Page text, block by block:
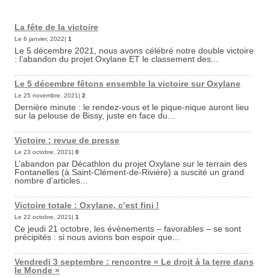
La fête de la victoire
Le 6 janvier, 2022| 1
Le 5 décembre 2021, nous avons célébré notre double victoire
: l’abandon du projet Oxylane ET le classement des...
Le 5 décembre fêtons ensemble la victoire sur Oxylane
Le 25 novembre, 2021| 2
Dernière minute : le rendez-vous et le pique-nique auront lieu
sur la pelouse de Bissy, juste en face du...
Victoire : revue de presse
Le 23 octobre, 2021| 0
L’abandon par Décathlon du projet Oxylane sur le terrain des
Fontanelles (à Saint-Clément-de-Rivière) a suscité un grand
nombre d’articles...
Victoire totale : Oxylane, c’est fini !
Le 22 octobre, 2021| 1
Ce jeudi 21 octobre, les événements – favorables – se sont
précipités : si nous avions bon espoir que...
Vendredi 3 septembre : rencontre « Le droit à la terre dans
le Monde »